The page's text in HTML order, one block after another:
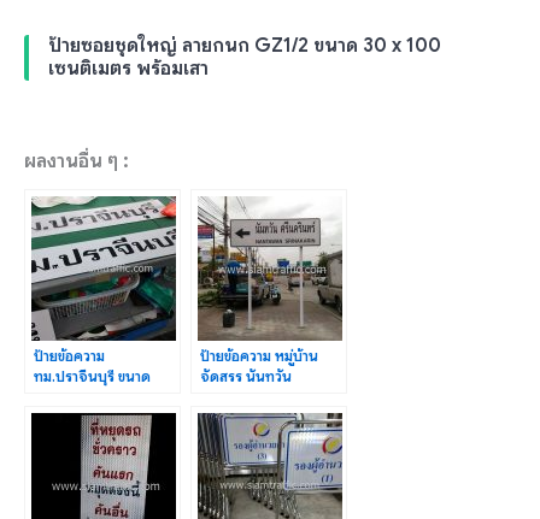
ป้ายซอยชุดใหญ่ ลายกนก GZ1/2 ขนาด 30 x 100
เซนติเมตร พร้อมเสา
ผลงานอื่น ๆ :
ป้ายข้อความ
ทม.ปราจีนบุรี ขนาด
จำนวน 37 แผ่น
ป้ายข้อความ หมู่บ้าน
จัดสรร นันทวัน
เทพารักษ์